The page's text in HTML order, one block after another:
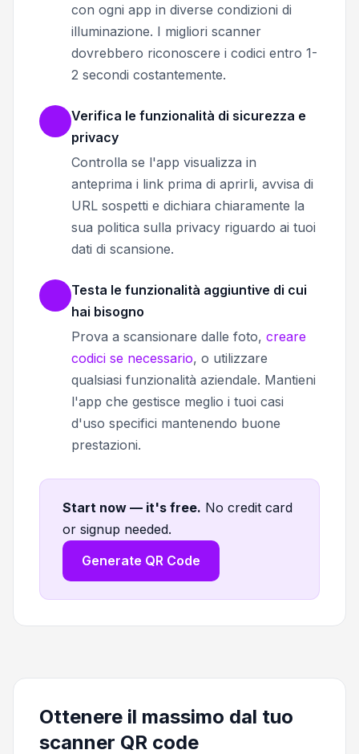
con ogni app in diverse condizioni di
illuminazione. I migliori scanner
dovrebbero riconoscere i codici entro 1-
2 secondi costantemente.
Verifica le funzionalità di sicurezza e
privacy
Controlla se l'app visualizza in
anteprima i link prima di aprirli, avvisa di
URL sospetti e dichiara chiaramente la
sua politica sulla privacy riguardo ai tuoi
dati di scansione.
Testa le funzionalità aggiuntive di cui
hai bisogno
Prova a scansionare dalle foto, creare
codici se necessario, o utilizzare
qualsiasi funzionalità aziendale. Mantieni
l'app che gestisce meglio i tuoi casi
d'uso specifici mantenendo buone
prestazioni.
Start now — it's free. No credit card
or signup needed.
Generate QR Code
Ottenere il massimo dal tuo
scanner QR code